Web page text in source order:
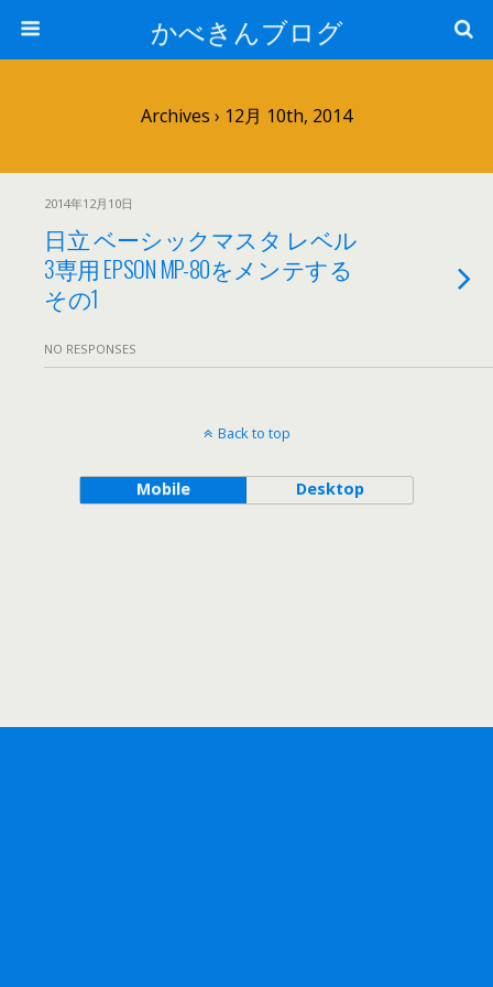
かべきんブログ
Archives › 12月 10th, 2014
2014年12月10日
日立 ベーシックマスタ レベル
3専用 EPSON MP-80をメンテする
その1
NO RESPONSES
Back to top
Mobile Desktop